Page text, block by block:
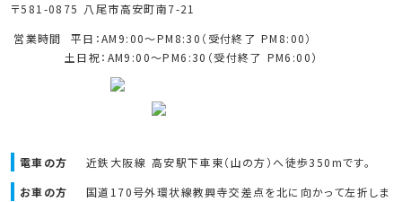
〒581-0875 八尾市高安町南7-21
営業時間
平日：AM9:00～PM8:30（受付終了 PM8:00）
土日祝：AM9:00～PM6:30（受付終了 PM6:00）
電車の方 近鉄大阪線 高安駅下車東（山の方）へ徒歩350mです。
お車の方
国道170号外環状線教興寺交差点を北に向かって左折しま